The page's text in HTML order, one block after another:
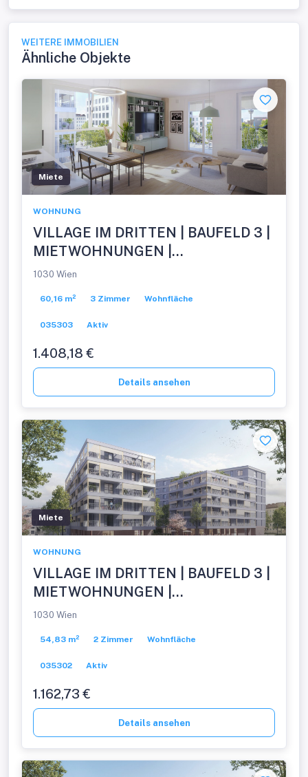
WEITERE IMMOBILIEN
Ähnliche Objekte
Miete
WOHNUNG
VILLAGE IM DRITTEN | BAUFELD 3 |
MIETWOHNUNGEN |
FERTIGSTELLUNG NOVEMBER
1030 Wien
60,16 m² 3 Zimmer Wohnfläche
035303 Aktiv
1.408,18 €
Details ansehen
Miete
WOHNUNG
VILLAGE IM DRITTEN | BAUFELD 3 |
MIETWOHNUNGEN |
FERTIGSTELLUNG NOVEMBER
1030 Wien
54,83 m² 2 Zimmer Wohnfläche
035302 Aktiv
1.162,73 €
Details ansehen